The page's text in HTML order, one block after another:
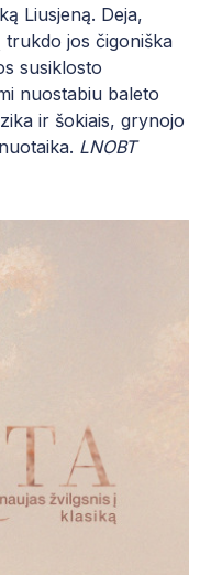
Liusjeną. Deja,
trukdo jos čigoniška
susiklosto
nuostabiu baleto
ir šokiais, grynojo
LNOBT